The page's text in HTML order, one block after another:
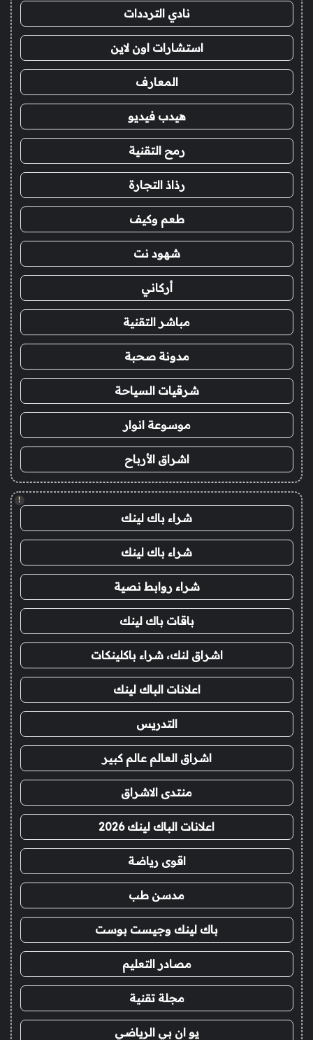
نادي الترددات
استشارات اون لاين
المعارف
هيدب فيديو
رمح التقنية
رذاذ التجارة
طعم وكيف
شهود نت
أركاني
مباشر التقنية
مدونة صحبة
شرقيات السياحة
موسوعة انوار
اشراق الأرباح
!
شراء باك لينك
شراء باك لينك
شراء روابط نصية
باقات باك لينك
اشراق لنك، شراء باكلينكات
اعلانات الباك لينك
التدريس
اشراق العالم عالم كبير
منتدى الاشراق
اعلانات الباك لينك 2026
اقوى رياضة
مدسن طب
باك لينك وجيست بوست
مصادر التعليم
مجلة تقنية
يو ان بي الرياضي